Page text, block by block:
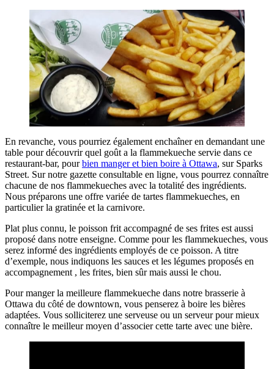
En revanche, vous pourriez également enchaîner en demandant une
table pour découvrir quel goût a la flammekueche servie dans ce
restaurant-bar, pourbien manger et bien boire à Ottawa, sur Sparks
Street. Sur notre gazette consultable en ligne, vous pourrez connaître
chacune de nos flammekueches avec la totalité des ingrédients.
Nous préparons une offre variée de tartes flammekueches, en
particulier la gratinée et la carnivore.
Plat plus connu, le poisson frit accompagné de ses frites est aussi
proposé dans notre enseigne. Comme pour les flammekueches, vous
serez informé des ingrédients employés de ce poisson. A titre
d’exemple, nous indiquons les sauces et les légumes proposés en
accompagnement , les frites, bien sûr mais aussi le chou.
Pour manger la meilleure flammekueche dans notre brasserie à
Ottawa du côté de downtown, vous penserez à boire les bières
adaptées. Vous solliciterez une serveuse ou un serveur pour mieux
connaître le meilleur moyen d’associer cette tarte avec une bière.